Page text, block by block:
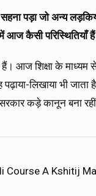
पड़ा जो अन्य
कैसी परिस्थितियाँ
आज शिक्षा के
लिखाया भी
कड़े कानून बना
Course A Kshitij